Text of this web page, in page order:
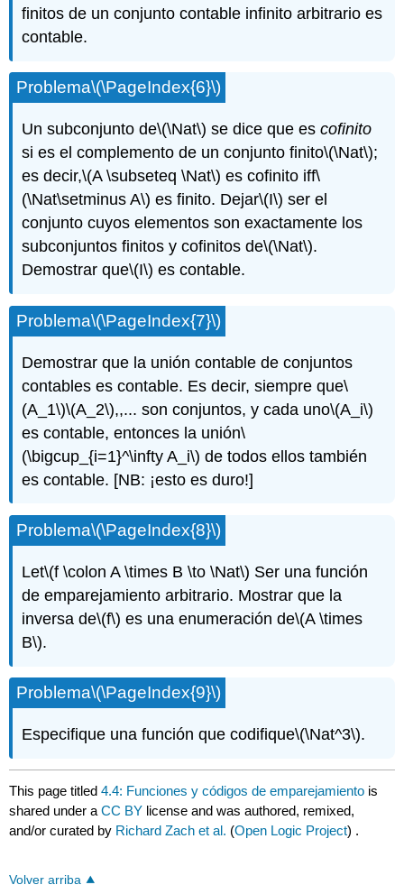
finitos de un conjunto contable infinito arbitrario es
contable.
Problema\(\PageIndex{6}\)
Un subconjunto de\(\Nat\) se dice que escofinito
si es el complemento de un conjunto finito\(\Nat\);
es decir,\(A \subseteq \Nat\) es cofinito iff\
(\Nat\setminus A\) es finito. Dejar\(I\) ser el
conjunto cuyos elementos son exactamente los
subconjuntos finitos y cofinitos de\(\Nat\).
Demostrar que\(I\) es contable.
Problema\(\PageIndex{7}\)
Demostrar que la unión contable de conjuntos
contables es contable. Es decir, siempre que\
(A_1\)\(A_2\),,... son conjuntos, y cada uno\(A_i\)
es contable, entonces la unión\
(\bigcup_{i=1}^\infty A_i\) de todos ellos también
es contable. [NB: ¡esto es duro!]
Problema\(\PageIndex{8}\)
Let\(f \colon A \times B \to \Nat\) Ser una función
de emparejamiento arbitrario. Mostrar que la
inversa de\(f\) es una enumeración de\(A \times
B\).
Problema\(\PageIndex{9}\)
Especifique una función que codifique\(\Nat^3\).
This page titled4.4: Funciones y códigos de emparejamiento is
shared under aCC BY license and was authored, remixed,
and/or curated by Richard Zach et al. (Open Logic Project) .
Volver arriba